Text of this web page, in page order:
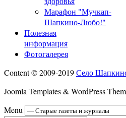
Марафон "Мучкап-
Шапкино-Любо!"
Полезная
информация
Фотогалерея
Content © 2009-2019Село
Joomla Templates & WordPress
Menu